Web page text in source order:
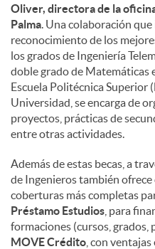
Oliver, directora de la
Palma. Una colaboración
reconocimiento de los
los grados de Ingeniería
doble grado de Matemáticas
Escuela Politécnica Superior
Universidad, se encarga de
proyectos, prácticas de
entre otras actividades.
Además de estas becas, a
de Ingenieros también ofrece
coberturas más completas
Préstamo Estudios , para
formaciones (cursos, grados,
MOVE Crédito , con